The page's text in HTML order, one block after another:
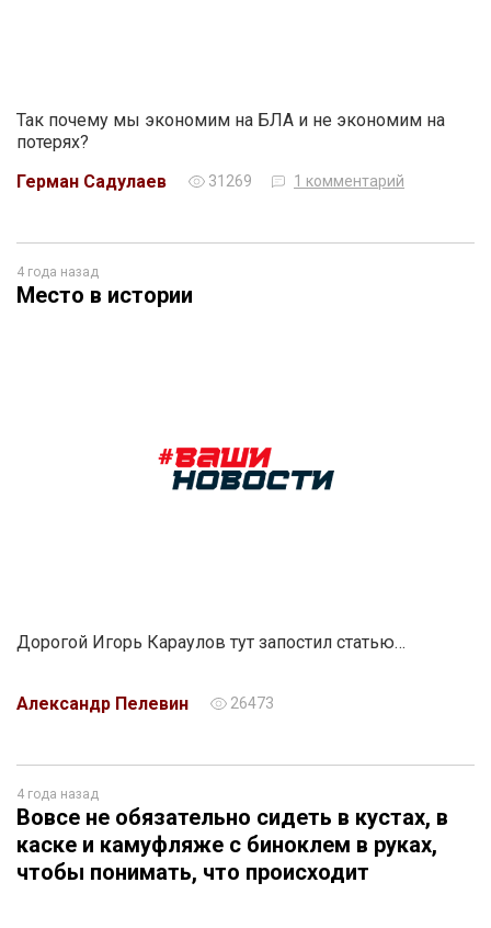
Так почему мы экономим на БЛА и не экономим на
потерях?
Герман Садулаев
31269 1 комментарий
4 года назад
Место в истории
Дорогой Игорь Караулов тут запостил статью…
Александр Пелевин 26473
4 года назад
Вовсе не обязательно сидеть в кустах, в
каске и камуфляже с биноклем в руках,
чтобы понимать, что происходит